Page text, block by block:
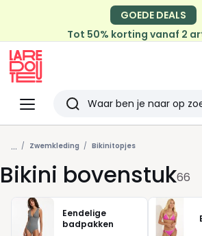
GOEDE DEALS
Tot 50% korting vanaf 2
Menu
Redoute
Zoeken
Laatst
bekeken
... Zwemkleding Bikinitopjes
Bikini bovenstuk66
Eendelige
badpakken